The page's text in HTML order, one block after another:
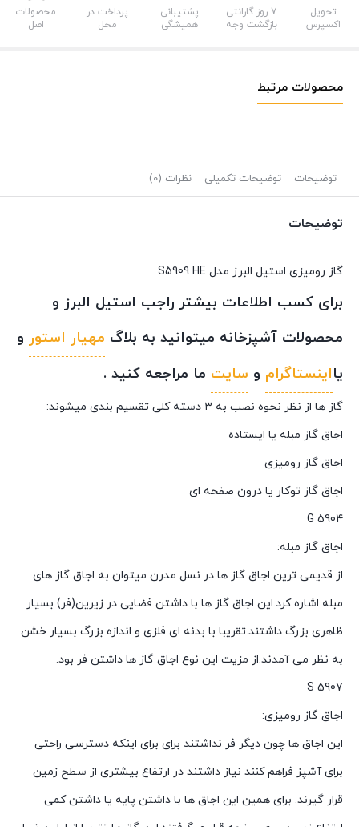
تحویل
اکسپرس
7 روز گارانتی
بازگشت وجه
پشتیبانی
همیشگی
پرداخت در
محل
محصولات
اصل
محصولات مرتبط
توضیحات توضیحات تکمیلی نظرات (0)
توضیحات
گاز رومیزی استیل البرز مدل S5909 HE
برای کسب اطلاعات بیشتر راجب استیل البرز و
محصولات آشپزخانه میتوانید به بلاگ مهیار استور و
یااینستاگرام و سایت ما مراجعه کنید .
گاز ها از نظر نحوه نصب به ۳ دسته کلی تقسیم بندی میشوند:
اجاق گاز مبله یا ایستاده
اجاق گاز رومیزی
اجاق گاز توکار یا درون صفحه ای
G 5904
اجاق گاز مبله:
از قدیمی ترین اجاق گاز ها در نسل مدرن میتوان به اجاق گاز های
مبله اشاره کرد.این اجاق گاز ها با داشتن فضایی در زیرین(فر) بسیار
ظاهری بزرگ داشتند.تقریبا با بدنه ای فلزی و اندازه بزرگ بسیار خشن
به نظر می آمدند.از مزیت این نوع اجاق گاز ها داشتن فر بود.
S 5907
اجاق گاز رومیزی:
این اجاق ها چون دیگر فر نداشتند برای برای اینکه دسترسی راحتی
برای آشپز فراهم کنند نیاز داشتند در ارتفاع بیشتری از سطح زمین
قرار گیرند. برای همین این اجاق ها با داشتن پایه یا داشتن کمی